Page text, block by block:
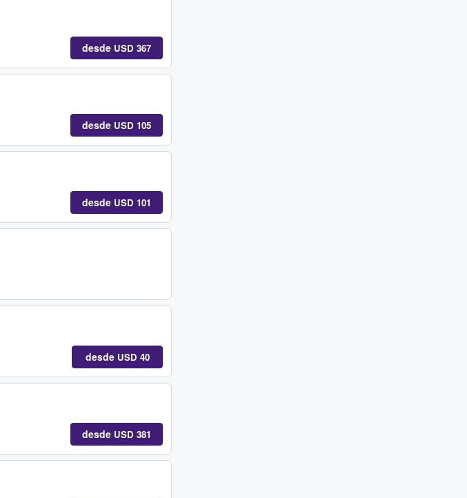
desde USD 367
desde USD 105
desde USD 101
desde USD 40
desde USD 381